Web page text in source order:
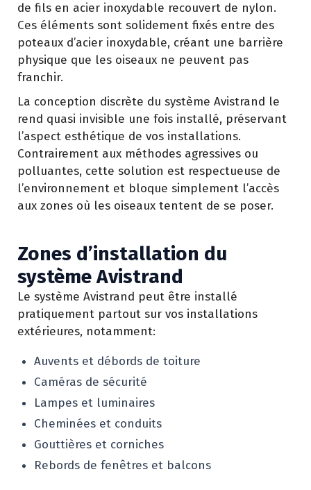
de fils en acier inoxydable recouvert de nylon.
Ces éléments sont solidement fixés entre des
poteaux d’acier inoxydable, créant une barrière
physique que les oiseaux ne peuvent pas
franchir.
La conception discrète du système Avistrand le
rend quasi invisible une fois installé, préservant
l’aspect esthétique de vos installations.
Contrairement aux méthodes agressives ou
polluantes, cette solution est respectueuse de
l’environnement et bloque simplement l’accès
aux zones où les oiseaux tentent de se poser.
Zones d’installation du
système Avistrand
Le système Avistrand peut être installé
pratiquement partout sur vos installations
extérieures, notamment:
Auvents et débords de toiture
Caméras de sécurité
Lampes et luminaires
Cheminées et conduits
Gouttières et corniches
Rebords de fenêtres et balcons